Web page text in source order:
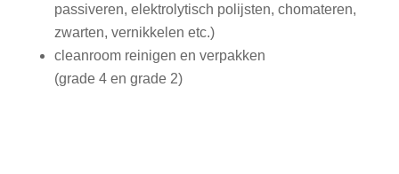
passiveren, elektrolytisch polijsten, chomateren,
zwarten, vernikkelen etc.)
cleanroom reinigen en verpakken
(grade 4 en grade 2)